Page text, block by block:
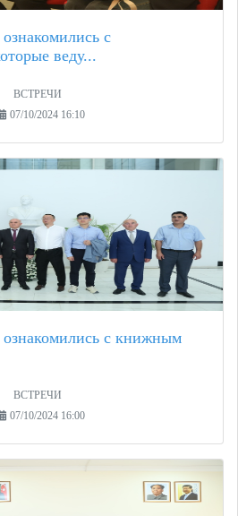
с
веду...
ВСТРЕЧИ
07/10/2024 16:10
с книжным
ВСТРЕЧИ
07/10/2024 16:00